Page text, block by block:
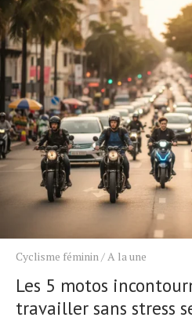
Cyclisme féminin/A la une
Les 5 motos
travailler sans stress